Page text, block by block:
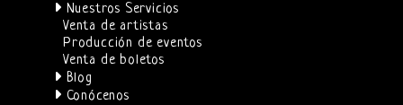
Nuestros Servicios
Venta de artistas
Producción de eventos
Venta de boletos
Blog
Conócenos